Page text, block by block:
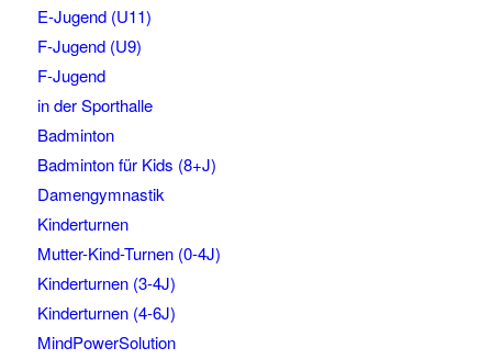
E-Jugend (U11)
F-Jugend (U9)
F-Jugend
in der Sporthalle
Badminton
Badminton für Kids (8+J)
Damengymnastik
Kinderturnen
Mutter-Kind-Turnen (0-4J)
Kinderturnen (3-4J)
Kinderturnen (4-6J)
MindPowerSolution